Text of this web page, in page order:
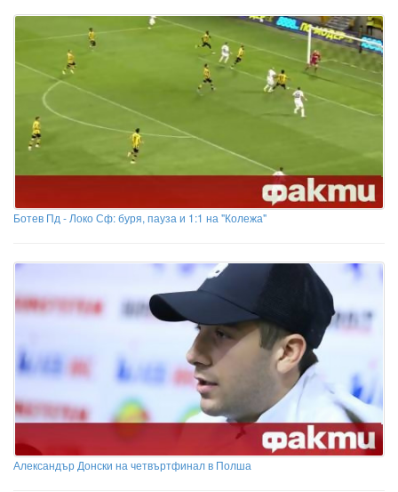
Ботев Пд - Локо Сф: буря, пауза и 1:1 на "Колежа"
Александър Донски на четвъртфинал в Полша